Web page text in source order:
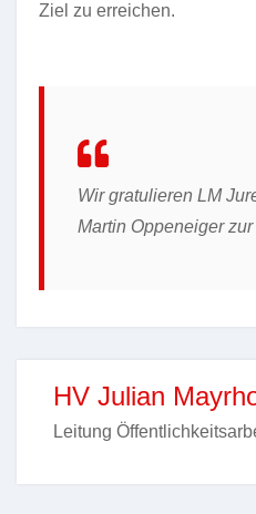
Ziel zu erreichen.
Wir gratulieren LM
Martin Oppeneiger
HV Julian
Leitung